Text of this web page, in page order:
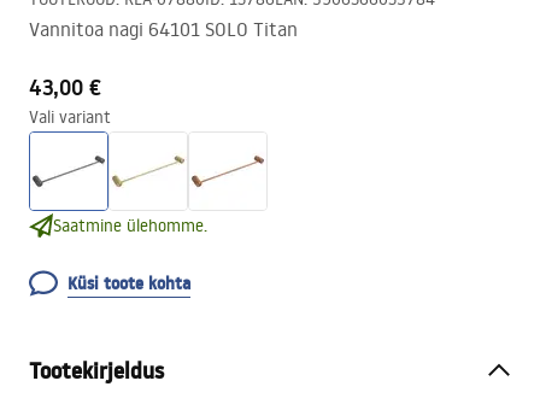
Vannitoa nagi 64101 SOLO Titan
43,00 €
Vali variant
Saatmine ülehomme.
Küsi toote kohta
Tootekirjeldus